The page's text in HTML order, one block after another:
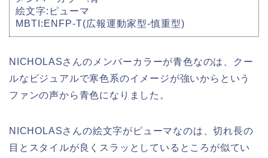
絵文字:ピューマ
MBTI:ENFP-T(広報運動家型-慎重型)
NICHOLASさんのメンバーカラーが青色なのは、クー
ルなビジュアルで寒色系のイメージが強いからという
ファンの声から青色になりました。
NICHOLASさんの絵文字がピューマなのは、切れ長の
目とスタイルが良くスラッとしているところが似てい